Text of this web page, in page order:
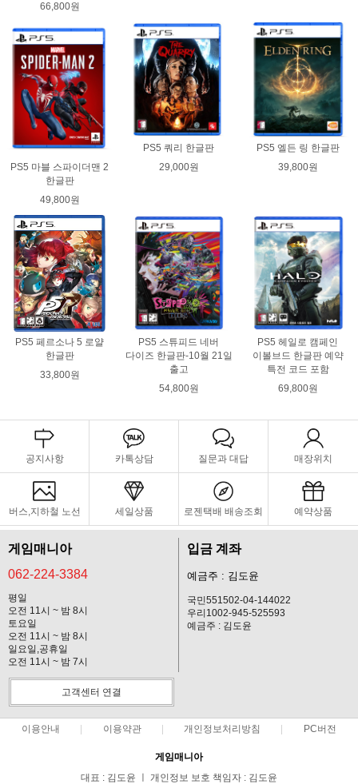
66,800원
PS5 마블 스파이더맨 2
한글판
49,800원
PS5 쿼리 한글판
29,000원
PS5 엘든 링 한글판
39,800원
PS5 페르소나 5 로얄
한글판
33,800원
PS5 스튜피드 네버
다이즈 한글판-10월 21일
출고
54,800원
PS5 헤일로 캠페인
이볼브드 한글판 예약
특전 코드 포함
69,800원
공지사항 카톡상담 질문과 대답 매장위치
버스,지하철 노선 세일상품 로젠택배 배송조회 예약상품
게임매니아
062-224-3384
평일
오전 11시 ~ 밤 8시
토요일
오전 11시 ~ 밤 8시
일요일,공휴일
오전 11시 ~ 밤 7시
입금 계좌
예금주 : 김도윤
국민551502-04-144022
우리1002-945-525593
예금주 : 김도윤
고객센터 연결
이용안내 이용약관 개인정보처리방침 PC버전
게임매니아
대표 : 김도윤 ㅣ 개인정보 보호 책임자 : 김도윤